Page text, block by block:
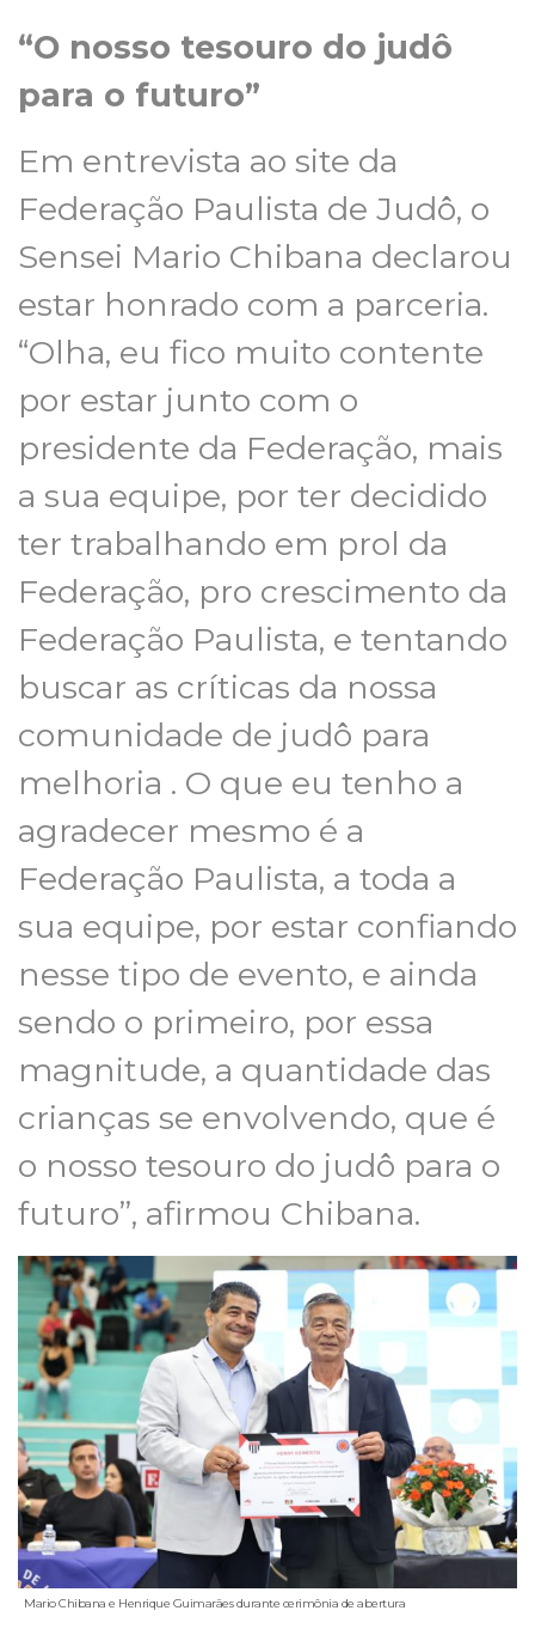
“O nosso tesouro do judô
para o futuro”
Em entrevista ao site da
Federação Paulista de Judô, o
Sensei Mario Chibana declarou
estar honrado com a parceria.
“Olha, eu fico muito contente
por estar junto com o
presidente da Federação, mais
a sua equipe, por ter decidido
ter trabalhando em prol da
Federação, pro crescimento da
Federação Paulista, e tentando
buscar as críticas da nossa
comunidade de judô para
melhoria . O que eu tenho a
agradecer mesmo é a
Federação Paulista, a toda a
sua equipe, por estar confiando
nesse tipo de evento, e ainda
sendo o primeiro, por essa
magnitude, a quantidade das
crianças se envolvendo, que é
o nosso tesouro do judô para o
futuro”, afirmou Chibana.
Mario Chibana e Henrique Guimarães durante cerimônia de abertura